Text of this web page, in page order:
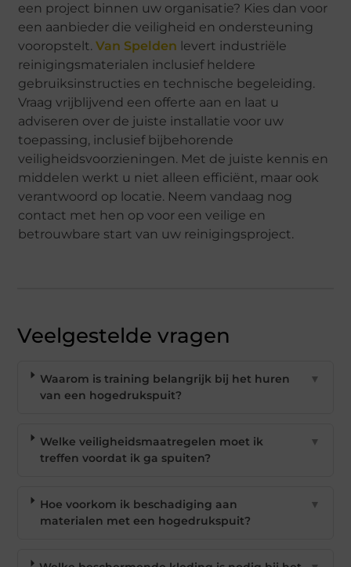
een project binnen uw organisatie? Kies dan voor
een aanbieder die veiligheid en ondersteuning
vooropstelt.Van Spelden levert industriële
reinigingsmaterialen inclusief heldere
gebruiksinstructies en technische begeleiding.
Vraag vrijblijvend een offerte aan en laat u
adviseren over de juiste installatie voor uw
toepassing, inclusief bijbehorende
veiligheidsvoorzieningen. Met de juiste kennis en
middelen werkt u niet alleen efficiënt, maar ook
verantwoord op locatie. Neem vandaag nog
contact met hen op voor een veilige en
betrouwbare start van uw reinigingsproject.
Veelgestelde vragen
Waarom is training belangrijk bij het huren
van een hogedrukspuit?
▼
Welke veiligheidsmaatregelen moet ik
treffen voordat ik ga spuiten?
▼
Hoe voorkom ik beschadiging aan
materialen met een hogedrukspuit?
▼